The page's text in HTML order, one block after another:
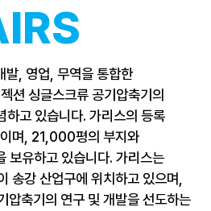
발, 영업, 무역을 통합한
션 싱글스크류 공기압축기의
하고 있습니다. 가리스의 등록
며, 21,000평의 부지와
유하고 있습니다. 가리스는
송강 산업구에 위치하고 있으며,
압축기의 연구 및 개발을 선도하는